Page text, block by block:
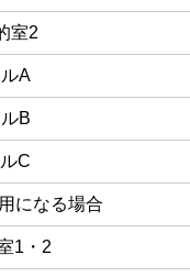
室2
A
B
C
になる場合
1・2